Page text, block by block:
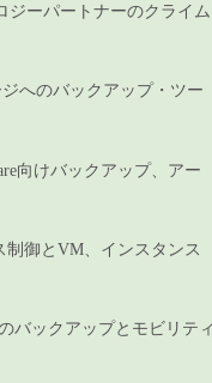
ジーパートナーのクライム
へのバックアップ・ツー
向けバックアップ、アー
制御とVM、インスタンス
バックアップとモビリテ